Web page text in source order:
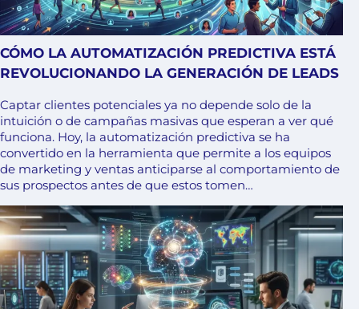
CÓMO LA AUTOMATIZACIÓN PREDICTIVA ESTÁ
REVOLUCIONANDO LA GENERACIÓN DE LEADS
Captar clientes potenciales ya no depende solo de la
intuición o de campañas masivas que esperan a ver qué
funciona. Hoy, la automatización predictiva se ha
convertido en la herramienta que permite a los equipos
de marketing y ventas anticiparse al comportamiento de
sus prospectos antes de que estos tomen…